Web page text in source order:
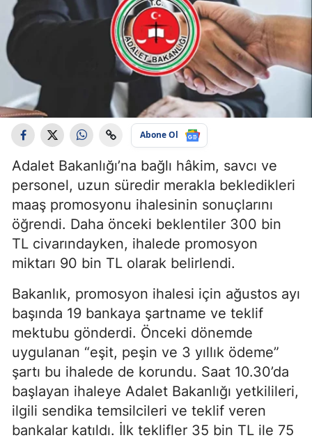
Abone Ol
Adalet Bakanlığı’na bağlı hâkim, savcı ve
personel, uzun süredir merakla bekledikleri
maaş promosyonu ihalesinin sonuçlarını
öğrendi. Daha önceki beklentiler 300 bin
TL civarındayken, ihalede promosyon
miktarı 90 bin TL olarak belirlendi.
Bakanlık, promosyon ihalesi için ağustos ayı
başında 19 bankaya şartname ve teklif
mektubu gönderdi. Önceki dönemde
uygulanan “eşit, peşin ve 3 yıllık ödeme”
şartı bu ihalede de korundu. Saat 10.30’da
başlayan ihaleye Adalet Bakanlığı yetkilileri,
ilgili sendika temsilcileri ve teklif veren
bankalar katıldı. İlk teklifler 35 bin TL ile 75